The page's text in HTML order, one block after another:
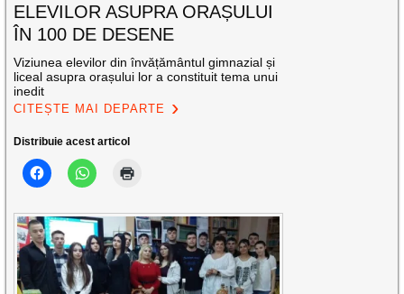
ELEVILOR ASUPRA ORAȘULUI
ÎN 100 DE DESENE
Viziunea elevilor din învățământul gimnazial și
liceal asupra orașului lor a constituit tema unui
inedit
CITEȘTE MAI DEPARTE
Distribuie acest articol